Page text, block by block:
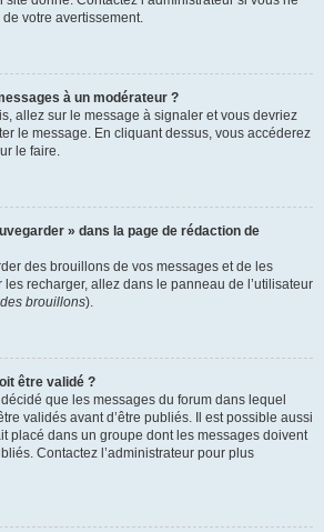
votre avertissement.
à un modérateur ?
allez sur le message à signaler et vous devriez
le message. En cliquant dessus, vous accéderez
le faire.
» dans la page de rédaction de
des brouillons de vos messages et de les
recharger, allez dans le panneau de l’utilisateur
brouillons).
être validé ?
que les messages du forum dans lequel
validés avant d’être publiés. Il est possible aussi
placé dans un groupe dont les messages doivent
Contactez l’administrateur pour plus